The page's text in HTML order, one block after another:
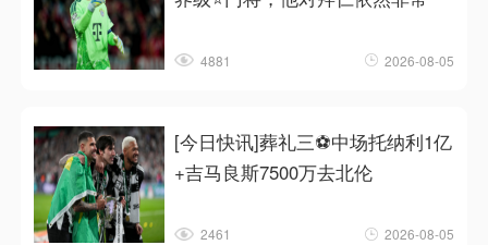
4881 2026-08-05
[今日快讯]葬礼三⚽中场托纳利1亿
+吉马良斯7500万去北伦
2461 2026-08-05